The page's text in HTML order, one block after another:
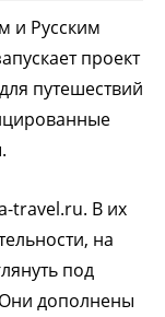
и Русским
проект
путешествий
travel.ru. В их
на
под
дополнены